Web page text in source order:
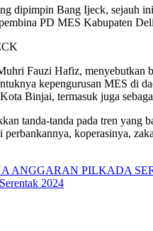
dipimpin Bang Ijeck, sejauh
PD MES Kabupaten
Fauzi Hafiz,
kepengurusan MES
Binjai, termasuk juga
tanda-tanda pada tren
koperasinya,
2024